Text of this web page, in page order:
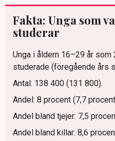
Fakta: Unga som
studerar
Unga i åldern 16–29 år
studerade (föregående års
Antal: 138 400 (131 800).
Andel: 8 procent (7,7
Andel bland tjejer: 7,5
Andel bland killar: 8,6